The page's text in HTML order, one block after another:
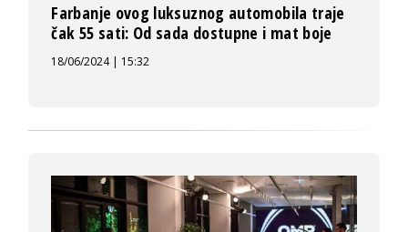
Farbanje ovog luksuznog automobila traje
čak 55 sati: Od sada dostupne i mat boje
18/06/2024 | 15:32